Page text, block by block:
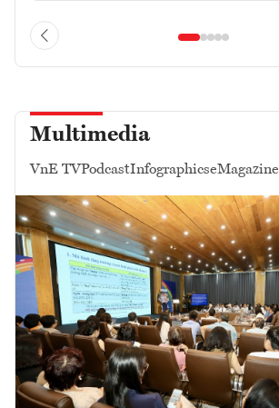
Multimedia
VnE TVPodcastInfographicseMagazine